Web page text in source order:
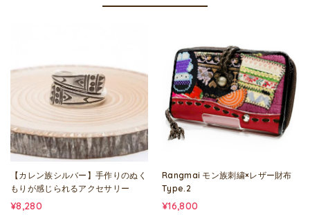
【カレン族シルバー】手作りのぬく
もりが感じられるアクセサリー
¥8,280
Rangmai モン族刺繍×レザー財布
Type.2
¥16,800